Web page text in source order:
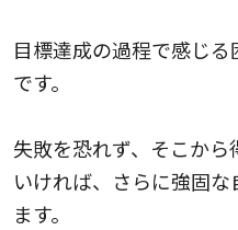
目標達成の過程で感じ
です。
失敗を恐れず、そこか
いければ、さらに強固
ます。